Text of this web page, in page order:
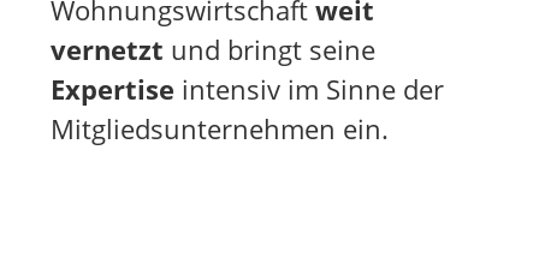
Wohnungswirtschaft weit
vernetzt und bringt seine
Expertise intensiv im Sinne der
Mitgliedsunternehmen ein.